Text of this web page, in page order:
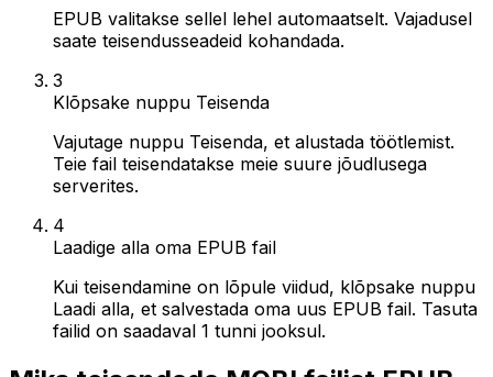
EPUB valitakse sellel lehel automaatselt. Vajadusel
saate teisendusseadeid kohandada.
3
Klõpsake nuppu Teisenda
Vajutage nuppu Teisenda, et alustada töötlemist.
Teie fail teisendatakse meie suure jõudlusega
serverites.
4
Laadige alla oma EPUB fail
Kui teisendamine on lõpule viidud, klõpsake nuppu
Laadi alla, et salvestada oma uus EPUB fail. Tasuta
failid on saadaval 1 tunni jooksul.